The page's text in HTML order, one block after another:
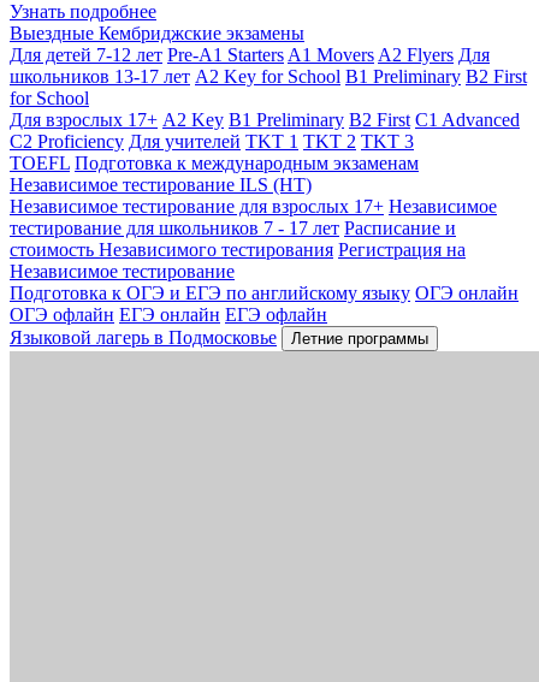
Узнать подробнее
Выездные Кембриджские экзамены
Для детей 7-12 лет Pre-A1 Starters A1 Movers A2 Flyers Для
школьников 13-17 лет A2 Key for School B1 Preliminary B2 First
for School
Для взрослых 17+ A2 Key B1 Preliminary B2 First C1 Advanced
C2 Proficiency Для учителей TKT 1 TKT 2 TKT 3
TOEFL Подготовка к международным экзаменам
Независимое тестирование ILS (НТ)
Независимое тестирование для взрослых 17+ Независимое
тестирование для школьников 7 - 17 лет Расписание и
стоимость Независимого тестирования Регистрация на
Независимое тестирование
Подготовка к ОГЭ и ЕГЭ по английскому языку ОГЭ онлайн
ОГЭ офлайн ЕГЭ онлайн ЕГЭ офлайн
Языковой лагерь в Подмосковье
Летние программы